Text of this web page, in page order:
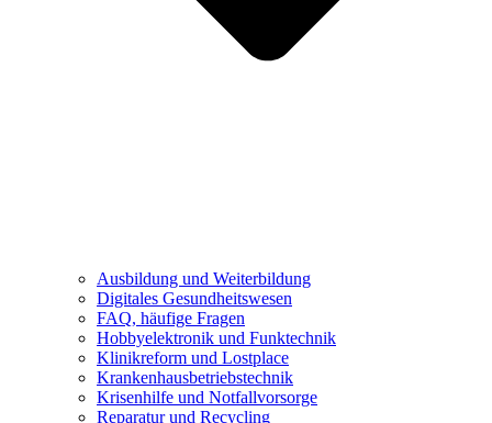
Ausbildung und Weiterbildung
Digitales Gesundheitswesen
FAQ, häufige Fragen
Hobbyelektronik und Funktechnik
Klinikreform und Lostplace
Krankenhausbetriebstechnik
Krisenhilfe und Notfallvorsorge
Reparatur und Recycling